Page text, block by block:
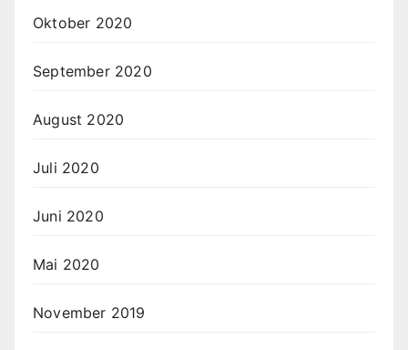
Oktober 2020
September 2020
August 2020
Juli 2020
Juni 2020
Mai 2020
November 2019